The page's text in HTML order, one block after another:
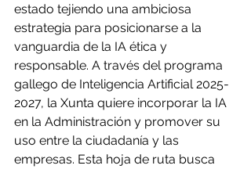
estado tejiendo una ambiciosa
estrategia para posicionarse a la
vanguardia de la IA ética y
responsable. A través del programa
gallego de Inteligencia Artificial 2025-
2027, la Xunta quiere incorporar la IA
en la Administración y promover su
uso entre la ciudadanía y las
empresas. Esta hoja de ruta busca